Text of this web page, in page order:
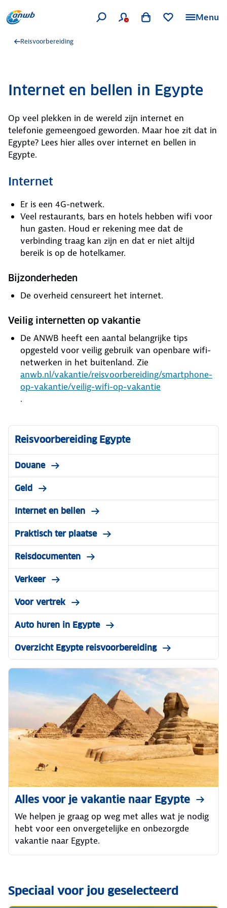
Menu
Reisvoorbereiding
Internet en bellen in Egypte
Op veel plekken in de wereld zijn internet en
telefonie gemeengoed geworden. Maar hoe zit dat in
Egypte? Lees hier alles over internet en bellen in
Egypte.
Internet
Er is een 4G-netwerk.
Veel restaurants, bars en hotels hebben wifi voor
hun gasten. Houd er rekening mee dat de
verbinding traag kan zijn en dat er niet altijd
bereik is op de hotelkamer.
Bijzonderheden
De overheid censureert het internet.
Veilig internetten op vakantie
De ANWB heeft een aantal belangrijke tips
opgesteld voor veilig gebruik van openbare wifi-
netwerken in het buitenland. Zie
anwb.nl/vakantie/reisvoorbereiding/smartphone-
op-vakantie/veilig-wifi-op-vakantie
.
Reisvoorbereiding Egypte
Douane
Geld
Internet en bellen
Praktisch ter plaatse
Reisdocumenten
Verkeer
Voor vertrek
Auto huren in Egypte
Overzicht Egypte reisvoorbereiding
Alles voor je vakantie naar Egypte
We helpen je graag op weg met alles wat je nodig
hebt voor een onvergetelijke en onbezorgde
vakantie naar Egypte.
Speciaal voor jou geselecteerd